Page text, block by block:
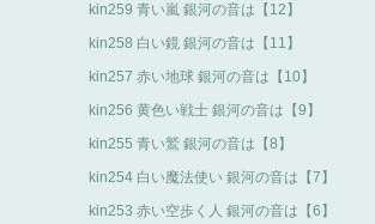
kin259 青い嵐 銀河の音は【12】
kin258 白い鏡 銀河の音は【11】
kin257 赤い地球 銀河の音は【10】
kin256 黄色い戦士 銀河の音は【9】
kin255 青い鷲 銀河の音は【8】
kin254 白い魔法使い 銀河の音は【7】
kin253 赤い空歩く人 銀河の音は【6】